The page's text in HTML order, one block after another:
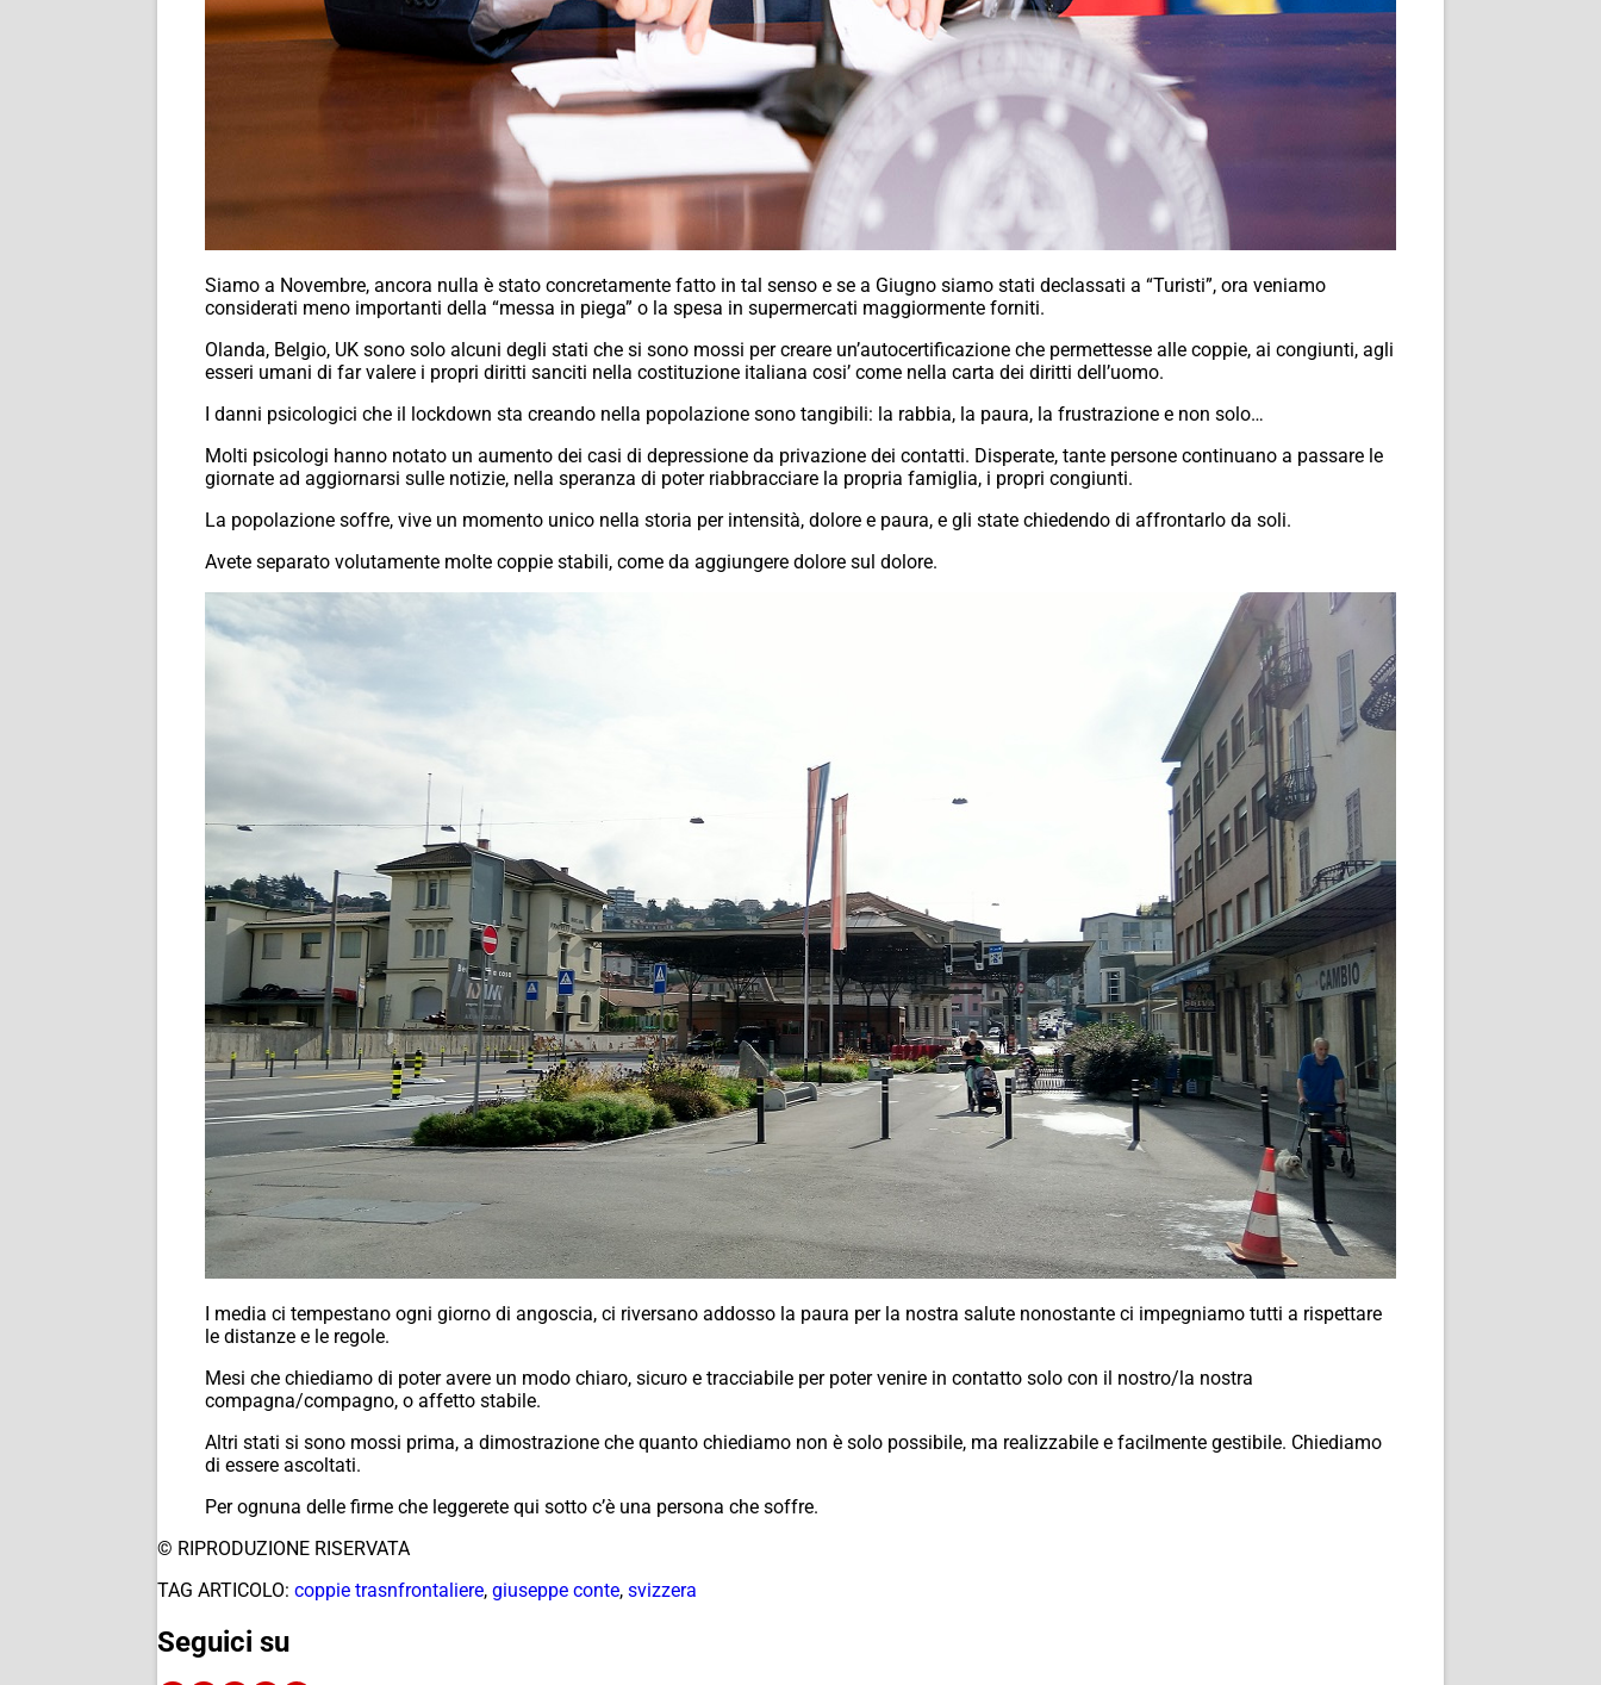
Siamo a Novembre, ancora nulla è stato concretamente fatto in tal senso e se a Giugno siamo stati declassati a “Turisti”, ora veniamo
considerati meno importanti della “messa in piega” o la spesa in supermercati maggiormente forniti.
Olanda, Belgio, UK sono solo alcuni degli stati che si sono mossi per creare un’autocertificazione che permettesse alle coppie, ai congiunti, agli
esseri umani di far valere i propri diritti sanciti nella costituzione italiana cosi’ come nella carta dei diritti dell’uomo.
I danni psicologici che il lockdown sta creando nella popolazione sono tangibili: la rabbia, la paura, la frustrazione e non solo…
Molti psicologi hanno notato un aumento dei casi di depressione da privazione dei contatti. Disperate, tante persone continuano a passare le
giornate ad aggiornarsi sulle notizie, nella speranza di poter riabbracciare la propria famiglia, i propri congiunti.
La popolazione soffre, vive un momento unico nella storia per intensità, dolore e paura, e gli state chiedendo di affrontarlo da soli.
Avete separato volutamente molte coppie stabili, come da aggiungere dolore sul dolore.
I media ci tempestano ogni giorno di angoscia, ci riversano addosso la paura per la nostra salute nonostante ci impegniamo tutti a rispettare
le distanze e le regole.
Mesi che chiediamo di poter avere un modo chiaro, sicuro e tracciabile per poter venire in contatto solo con il nostro/la nostra
compagna/compagno, o affetto stabile.
Altri stati si sono mossi prima, a dimostrazione che quanto chiediamo non è solo possibile, ma realizzabile e facilmente gestibile. Chiediamo
di essere ascoltati.
Per ognuna delle firme che leggerete qui sotto c’è una persona che soffre.
© RIPRODUZIONE RISERVATA
TAG ARTICOLO: coppie trasnfrontaliere, giuseppe conte, svizzera
Seguici su